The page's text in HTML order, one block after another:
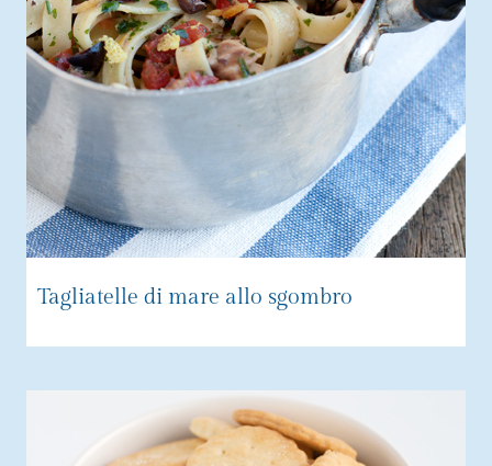
Tagliatelle di mare allo sgombro